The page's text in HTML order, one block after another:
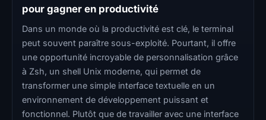
pour gagner en productivité
Dans un monde où la productivité est clé, le terminal
peut souvent paraître sous-exploité. Pourtant, il offre
une opportunité incroyable de personnalisation grâce
à Zsh, un shell Unix moderne, qui permet de
transformer une simple interface textuelle en un
environnement de développement puissant et
fonctionnel. Plutôt que de travailler avec une interface